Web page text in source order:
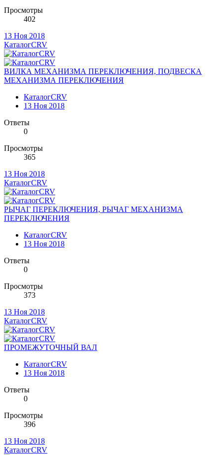
Просмотры
402
13 Ноя 2018
КаталогCRV
ВИЛКА МЕХАНИЗМА ПЕРЕКЛЮЧЕНИЯ, ПОДВЕСКА
МЕХАНИЗМА ПЕРЕКЛЮЧЕНИЯ
КаталогCRV
13 Ноя 2018
Ответы
0
Просмотры
365
13 Ноя 2018
КаталогCRV
РЫЧАГ ПЕРЕКЛЮЧЕНИЯ, РЫЧАГ МЕХАНИЗМА
ПЕРЕКЛЮЧЕНИЯ
КаталогCRV
13 Ноя 2018
Ответы
0
Просмотры
373
13 Ноя 2018
КаталогCRV
ПРОМЕЖУТОЧНЫЙ ВАЛ
КаталогCRV
13 Ноя 2018
Ответы
0
Просмотры
396
13 Ноя 2018
КаталогCRV